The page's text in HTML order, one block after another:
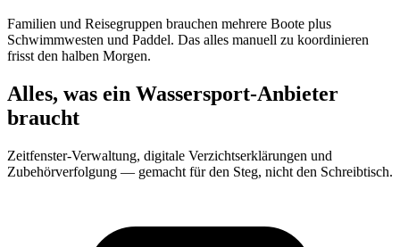
Familien und Reisegruppen brauchen mehrere Boote plus
Schwimmwesten und Paddel. Das alles manuell zu koordinieren
frisst den halben Morgen.
Alles, was ein Wassersport-Anbieter
braucht
Zeitfenster-Verwaltung, digitale Verzichtserklärungen und
Zubehörverfolgung — gemacht für den Steg, nicht den Schreibtisch.